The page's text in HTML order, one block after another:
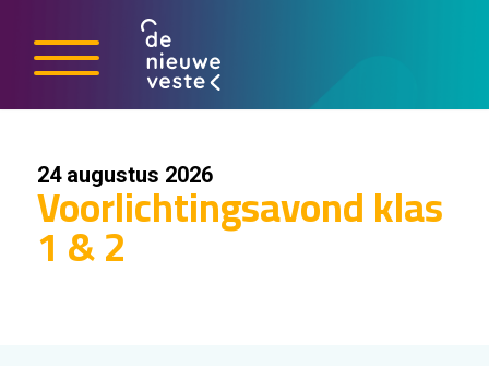
24 augustus 2026
Voorlichtingsavond klas
1 & 2